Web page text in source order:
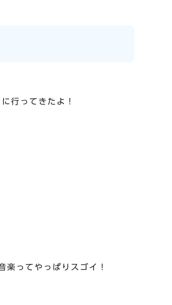
行ってきたよ！
楽ってやっぱりスゴイ！